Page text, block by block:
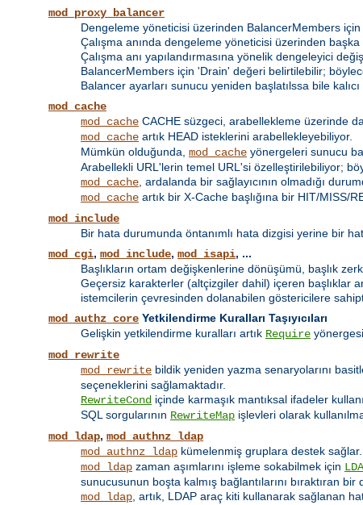
mod_proxy_balancer
Dengeleme yöneticisi üzerinden BalancerMembers için
Çalışma anında dengeleme yöneticisi üzerinden
Çalışma anı yapılandırmasına yönelik dengeleyici
BalancerMembers için 'Drain' değeri belirtilebilir;
Balancer ayarları sunucu yeniden başlatılssa bile kalıcı
mod_cache
mod_cache CACHE süzgeci, arabellekleme üzerinde
mod_cache artık HEAD isteklerini arabellekleyebiliyor.
Mümkün olduğunda, mod_cache yönergeleri sunucu
Arabellekli URL'lerin temel URL'si özelleştirilebiliyor;
mod_cache, ardalanda bir sağlayıcının olmadığı
mod_cache artık bir X-Cache başlığına bir HIT/MISS/
mod_include
Bir hata durumunda öntanımlı hata dizgisi yerine bir
mod_cgi, mod_include, mod_isapi, ...
Başlıkların ortam değişkenlerine dönüşümü, başlık
Geçersiz karakterler (altçizgiler dahil) içeren başlıklar
istemcilerin çevresinden dolanabilen göstericilere
mod_authz_core Yetkilendirme Kuralları Taşıyıcıları
Gelişkin yetkilendirme kuralları artık Require
mod_rewrite
mod_rewrite bildik yeniden yazma senaryolarını
seçeneklerini sağlamaktadır.
RewriteCond içinde karmaşık mantıksal ifadeler
SQL sorgularının RewriteMap işlevleri olarak
mod_ldap, mod_authnz_ldap
mod_authnz_ldap kümelenmiş gruplara destek sağlar.
mod_ldap zaman aşımlarını işleme sokabilmek için
sunucusunun boşta kalmış bağlantılarını bıraktıran
mod_ldap, artık, LDAP araç kiti kullanarak sağlanan